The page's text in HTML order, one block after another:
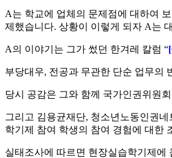
A는 학교에 업체의 문제점에 대하여
제했습니다. 상황이 이렇게 되자 A는
A의 이야기는 그가 썼던 한겨레 칼럼 “
부당대우, 전공과 무관한 단순 업무의
당시 공감은 그와 함께 국가인권위원
그리고 김용균재단, 청소년노동인권
학기제 참여 학생의 참여 경험에 대한
실태조사에 따르면 현장실습학기제에